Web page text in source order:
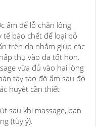
ấm để lỗ chân lông
tế bào chết để loại bỏ
trên da nhằm giúp các
thụ vào da tốt hơn.
vừa đủ vào hai lòng
tay tạo độ ấm sau đó
huyệt cần thiết
sau khi massage, bạn
(tùy ý).